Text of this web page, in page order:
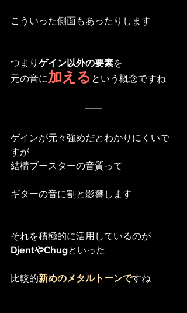
こういった側面もあったりします
つまり ゲイン以外の要素を
元の音に加える という概念ですね
ゲインが元々強めだとわかりにくいで
すが
結構ブースターの音質って
ギターの音に割と影響します
それを積極的に活用しているのが
DjentやChugといった
比較的新めのメタルトーンですね